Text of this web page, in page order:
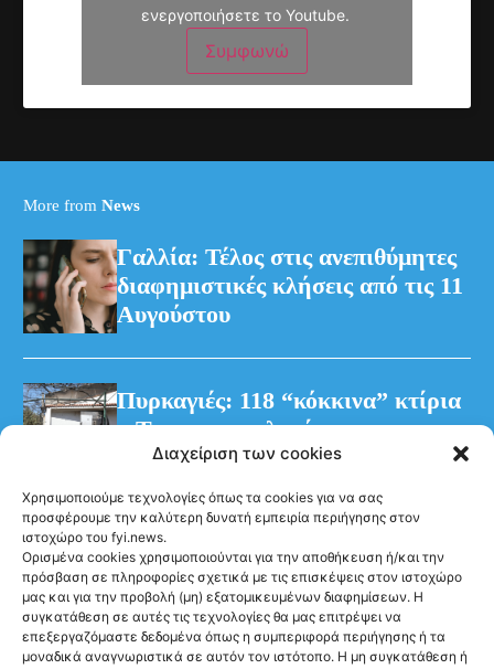
Διαχείριση των cookies
Χρησιμοποιούμε τεχνολογίες όπως τα cookies για να σας
προσφέρουμε την καλύτερη δυνατή εμπειρία περιήγησης στον
ιστοχώρο του fyi.news.
Ορισμένα cookies χρησιμοποιούνται για την αποθήκευση ή/και την
πρόσβαση σε πληροφορίες σχετικά με τις επισκέψεις στον ιστοχώρο
μας και για την προβολή (μη) εξατομικευμένων διαφημίσεων. Η
συγκατάθεση σε αυτές τις τεχνολογίες θα μας επιτρέψει να
επεξεργαζόμαστε δεδομένα όπως η συμπεριφορά περιήγησης ή τα
μοναδικά αναγνωριστικά σε αυτόν τον ιστότοπο. Η μη συγκατάθεση ή
ενεργοποιήσετε το Youtube.
Συμφωνώ
More from News
Γαλλία: Τέλος στις ανεπιθύμητες
διαφημιστικές κλήσεις από τις 11
Αυγούστου
Πυρκαγιές: 118 “κόκκινα” κτίρια
– Τρεις προφυλακίσεις για τη
φωτιά στη Βοιωτία
Ακολούθησέ μας